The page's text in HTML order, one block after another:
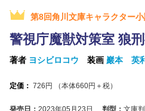
第8回角川文庫キャラクター
警視庁魔獣対策室 狼
著者 ヨシビロコウ 装画 巖本 英
定価： 726 円 （本体660円＋税）
発売日： 2023年05月23日 判型： 文庫判